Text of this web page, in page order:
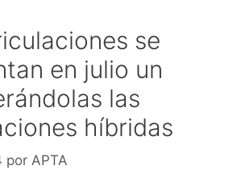
se
en julio un
las
híbridas
por APTA